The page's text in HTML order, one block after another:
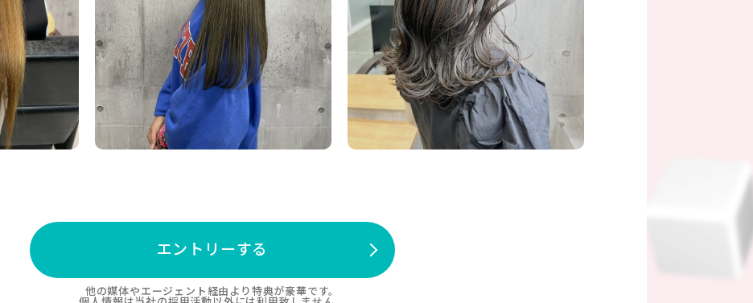
エントリーする
他の媒体やエージェント経由より特典が豪華です。